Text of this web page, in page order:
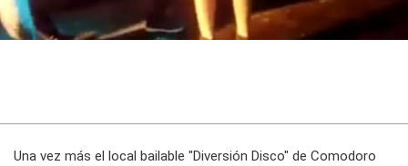
Una vez más el local bailable "Diversión Disco" de Comodoro